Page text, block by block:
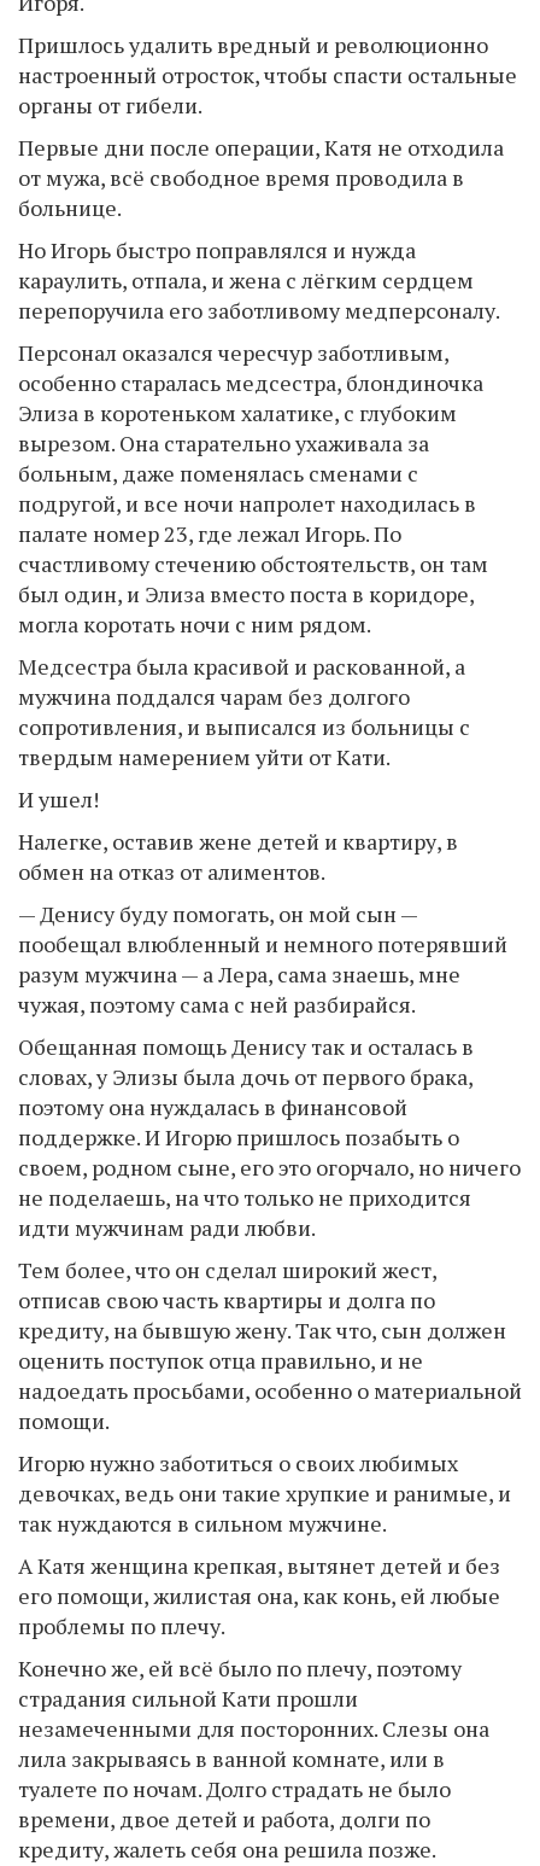
Пришлось удалить вредный и революционно
настроенный отросток, чтобы спасти остальные
органы от гибели.
Первые дни после операции, Катя не отходила
от мужа, всё свободное время проводила в
больнице.
Но Игорь быстро поправлялся и нужда
караулить, отпала, и жена с лёгким сердцем
перепоручила его заботливому медперсоналу.
Персонал оказался чересчур заботливым,
особенно старалась медсестра, блондиночка
Элиза в коротеньком халатике, с глубоким
вырезом. Она старательно ухаживала за
больным, даже поменялась сменами с
подругой, и все ночи напролет находилась в
палате номер 23, где лежал Игорь. По
счастливому стечению обстоятельств, он там
был один, и Элиза вместо поста в коридоре,
могла коротать ночи с ним рядом.
Медсестра была красивой и раскованной, а
мужчина поддался чарам без долгого
сопротивления, и выписался из больницы с
твердым намерением уйти от Кати.
И ушел!
Налегке, оставив жене детей и квартиру, в
обмен на отказ от алиментов.
— Денису буду помогать, он мой сын —
пообещал влюбленный и немного потерявший
разум мужчина — а Лера, сама знаешь, мне
чужая, поэтому сама с ней разбирайся.
Обещанная помощь Денису так и осталась в
словах, у Элизы была дочь от первого брака,
поэтому она нуждалась в финансовой
поддержке. И Игорю пришлось позабыть о
своем, родном сыне, его это огорчало, но ничего
не поделаешь, на что только не приходится
идти мужчинам ради любви.
Тем более, что он сделал широкий жест,
отписав свою часть квартиры и долга по
кредиту, на бывшую жену. Так что, сын должен
оценить поступок отца правильно, и не
надоедать просьбами, особенно о материальной
помощи.
Игорю нужно заботиться о своих любимых
девочках, ведь они такие хрупкие и ранимые, и
так нуждаются в сильном мужчине.
А Катя женщина крепкая, вытянет детей и без
его помощи, жилистая она, как конь, ей любые
проблемы по плечу.
Конечно же, ей всё было по плечу, поэтому
страдания сильной Кати прошли
незамеченными для посторонних. Слезы она
лила закрываясь в ванной комнате, или в
туалете по ночам. Долго страдать не было
времени, двое детей и работа, долги по
кредиту, жалеть себя она решила позже.